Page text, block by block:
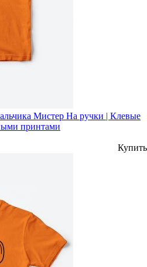
Мистер На ручки | Клевые
принтами
Купить